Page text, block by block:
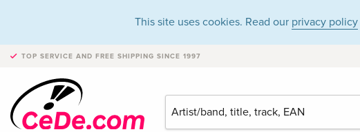
This site uses cookies. Read our privacy policy
TOP SERVICE AND FREE SHIPPING SINCE 1997